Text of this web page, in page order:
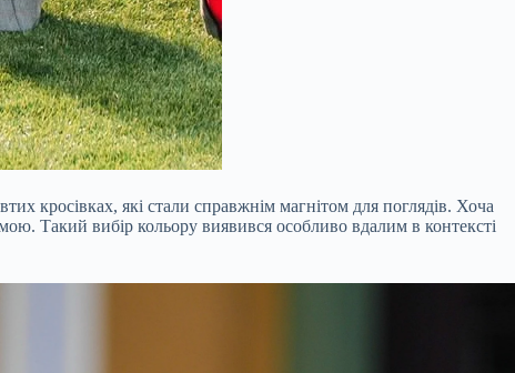
кросівках, які стали справжнім магнітом для поглядів. Хоча
Такий вибір кольору виявився особливо вдалим в контексті